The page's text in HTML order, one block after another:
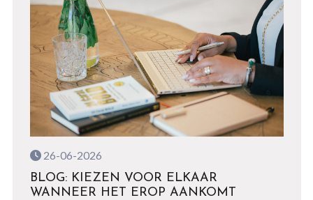
26-06-2026
BLOG: KIEZEN VOOR ELKAAR
WANNEER HET EROP AANKOMT